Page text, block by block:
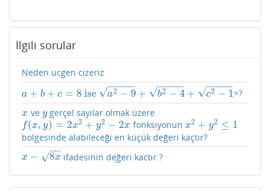
İlgili sorular
Neden ucgen cizeriz
a + b + c = 8 ise a2 − 9
− −
−−−
√ + b2 − 4
− −
−−−
√ + c2 − 1
− −
−−−
√
a+b+c =8 isea 2 −9+ b2−4+ c2 −1 =?
x
x ve y
ygerçel sayılar olmak üzere
f(x, y) = 2x2 + y2 − 2x
f(x,y)=2x 2+ 2−2 x fonksiyonun x2 + y2 ≤ 1
x2+y2 ≤1
bolgesinde alabileceği en küçük değeri kaçtır?
x − 8x
−−
√
x− 8x ifadesinin değeri kactır ?